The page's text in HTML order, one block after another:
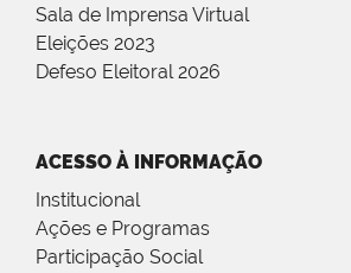
Sala de Imprensa Virtual
Eleições 2023
Defeso Eleitoral 2026
ACESSO À INFORMAÇÃO
Institucional
Ações e Programas
Participação Social